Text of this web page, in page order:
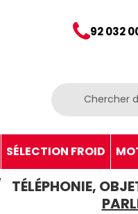
92 032
SÉLECTION FROID
TÉLÉPHONIE,